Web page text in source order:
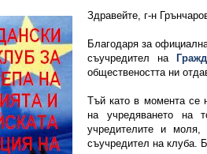
Здравейте, г-н
Благодаря за
съучредител на
обществеността ни
Тъй като в момента се
на учредяването на
учредителите и
съучредител на клуба.